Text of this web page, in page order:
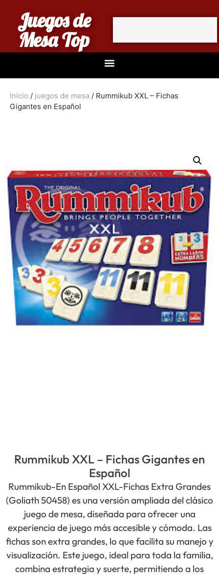
Juegos de
Mesa Top
Inicio / juegos de mesa / Rummikub XXL – Fichas
Gigantes en Español
Rummikub XXL – Fichas Gigantes en
Español
Rummikub-En Español XXL-Fichas Extra Grandes
(Goliath 50458) es una versión ampliada del clásico
juego de mesa, diseñada para ofrecer una
experiencia de juego más accesible y cómoda. Las
fichas son extra grandes, lo que facilita su manejo y
visualización. Este juego, ideal para toda la familia,
combina estrategia y suerte, permitiendo a los